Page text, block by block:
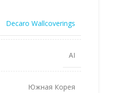
Decaro Wallcoverings
AI
Южная Корея